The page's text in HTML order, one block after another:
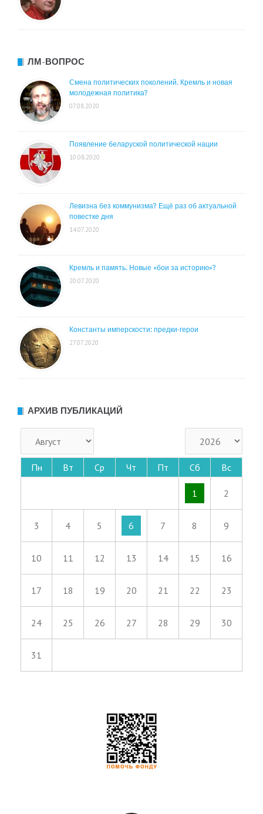
ЛМ-ВОПРОС
Смена политических поколений. Кремль и новая
молодежная политика?
07.08.2020
Появление беларуской политической нации
10.08.2020
Левизна без коммунизма? Ещё раз об актуальной
повестке дня
14.07.2020
Кремль и память. Новые «бои за историю»?
20.07.2020
Константы имперскости: предки-герои
27.07.2020
АРХИВ ПУБЛИКАЦИЙ
Пн Вт Ср Чт Пт Сб Вс
1 2
3 4 5 6 7 8 9
10 11 12 13 14 15 16
17 18 19 20 21 22 23
24 25 26 27 28 29 30
31